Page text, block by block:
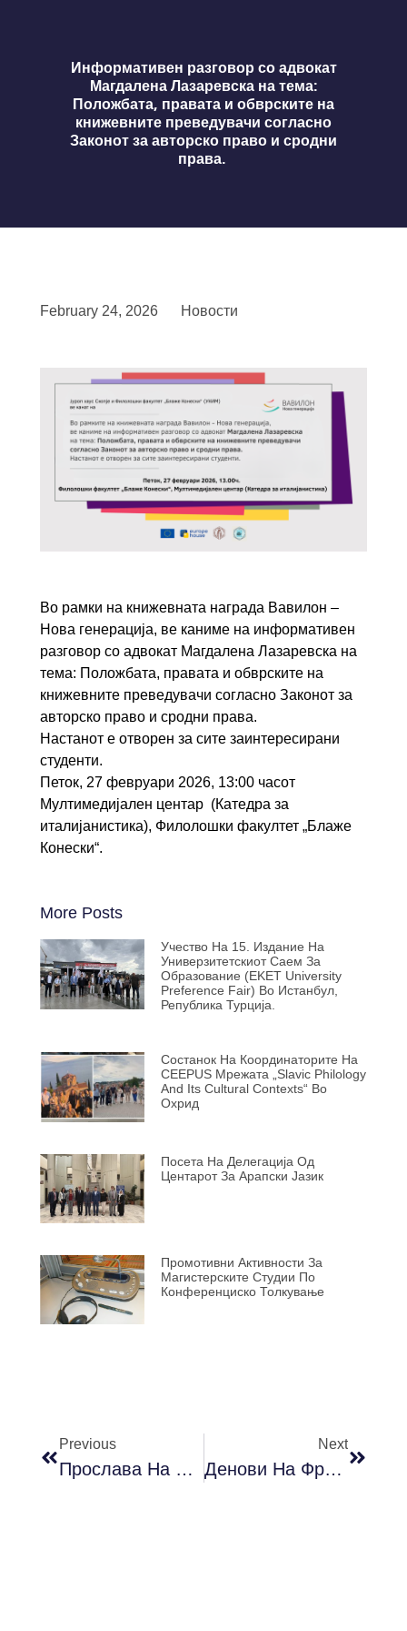
Информативен разговор со адвокат
Магдалена Лазаревска на тема:
Положбата, правата и обврските на
книжевните преведувачи согласно
Законот за авторско право и сродни
права.
February 24, 2026 Новости
Во рамки на книжевната награда Вавилон –
Нова генерација, ве каниме на информативен
разговор со адвокат Магдалена Лазаревска на
тема: Положбата, правата и обврските на
книжевните преведувачи согласно Законот за
авторско право и сродни права.
Настанот е отворен за сите заинтересирани
студенти.
Петок, 27 февруари 2026, 13:00 часот
Мултимедијален центар (Катедра за
италијанистика), Филолошки факултет „Блаже
Конески“.
More Posts
Учество На 15. Издание На
Универзитетскиот Саем За
Образование (EKET University
Preference Fair) Во Истанбул,
Република Турција.
Состанок На Координаторите На
CEEPUS Мрежата „Slavic Philology
And Its Cultural Contexts“ Во
Охрид
Посета На Делегација Од
Центарот За Арапски Јазик
Промотивни Активности За
Магистерските Студии По
Конференциско Толкување
Previous
Прослава На Кинеската Нова Година Во Организација На Филолошкиот Факултет „Блаже Конески“ И Институтот „Конфуциј“ При УКИМ
Next
Денови На Франкофонијата